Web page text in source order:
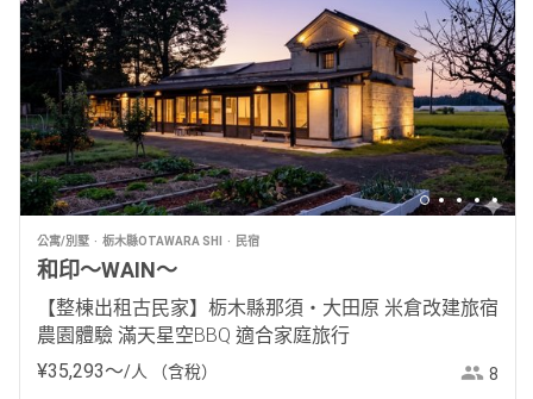
公寓/別墅 栃木縣OTAWARA SHI 民宿
和印〜WAIN〜
【整棟出租古民家】栃木縣那須・大田原 米倉改建旅宿
農園體驗 滿天星空BBQ 適合家庭旅行
¥35,293〜/人 （含稅） 8